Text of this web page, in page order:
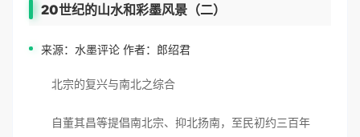
20世纪的山水和彩墨风景（二）
来源：水墨评论 作者：郎绍君
北宗的复兴与南北之综合
自董其昌等提倡南北宗、抑北扬南，至民初约三百年